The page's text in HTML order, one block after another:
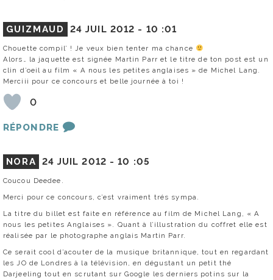
GUIZMAUD 24 JUIL 2012 - 10 :01
Chouette compil’ ! Je veux bien tenter ma chance
Alors… la jaquette est signée Martin Parr et le titre de ton post est un
clin d’oeil au film « A nous les petites anglaises » de Michel Lang.
Merciii pour ce concours et belle journée à toi !
0
RÉPONDRE
NORA 24 JUIL 2012 -10 :05
Coucou Deedee.
Merci pour ce concours, c’est vraiment trés sympa.
La titre du billet est faite en référence au film de Michel Lang, « A
nous les petites Anglaises ». Quant à l’illustration du coffret elle est
réalisée par le photographe anglais Martin Parr.
Ce serait cool d’acouter de la musique britannique, tout en regardant
les JO de Londres à la télévision, en dégustant un petit thé
Darjeeling tout en scrutant sur Google les derniers potins sur la